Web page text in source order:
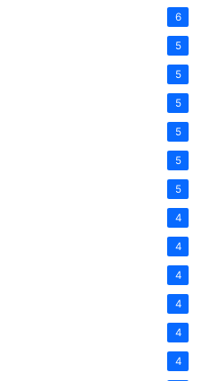
6
5
5
5
5
5
5
4
4
4
4
4
4